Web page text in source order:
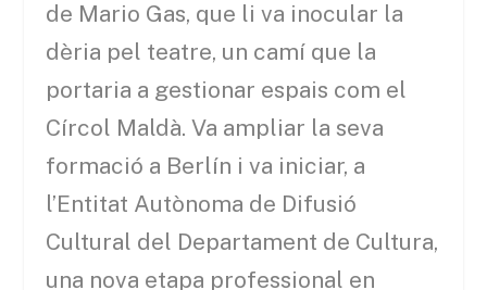
de Mario Gas, que li va inocular la
dèria pel teatre, un camí que la
portaria a gestionar espais com el
Círcol Maldà. Va ampliar la seva
formació a Berlín i va iniciar, a
l’Entitat Autònoma de Difusió
Cultural del Departament de Cultura,
una nova etapa professional en